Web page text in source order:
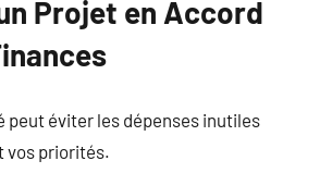
Projet en Accord
peut éviter les dépenses inutiles
vos priorités.